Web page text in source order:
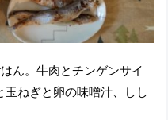
ん。牛肉とチンゲンサイ
ねぎと卵の味噌汁、しし